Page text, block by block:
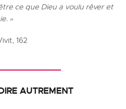
ce que Dieu a voulu rêver et
»
162
AUTREMENT